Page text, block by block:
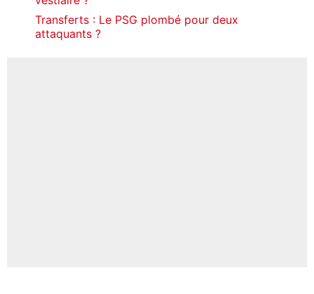
Transferts : Le PSG plombé pour deux
attaquants ?